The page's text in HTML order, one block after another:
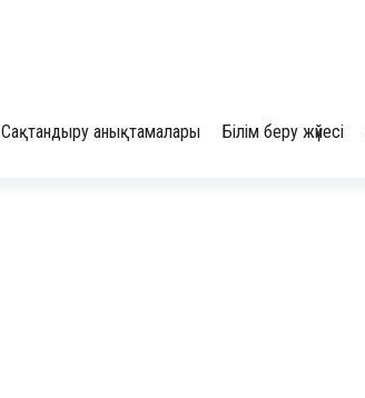
Сақтандыру анықтамалары Білім беру жүйесі